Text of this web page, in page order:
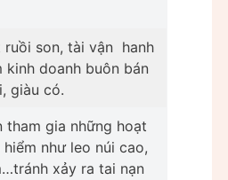
ruồi son, tài vận hanh
kinh doanh buôn bán
giàu có.
tham gia những hoạt
như leo núi cao,
xảy ra tai nạn